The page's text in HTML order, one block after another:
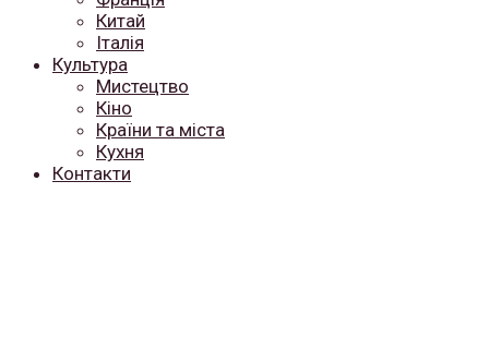
Китай
Італія
Культура
Мистецтво
Кіно
Країни та міста
Кухня
Контакти